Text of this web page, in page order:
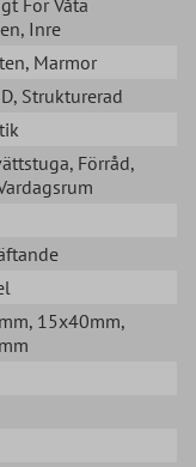
, Inre
, Marmor
, Strukturerad
, Förråd,
, 15x40mm,